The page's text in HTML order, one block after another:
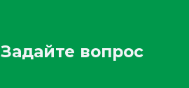
Задайте вопрос